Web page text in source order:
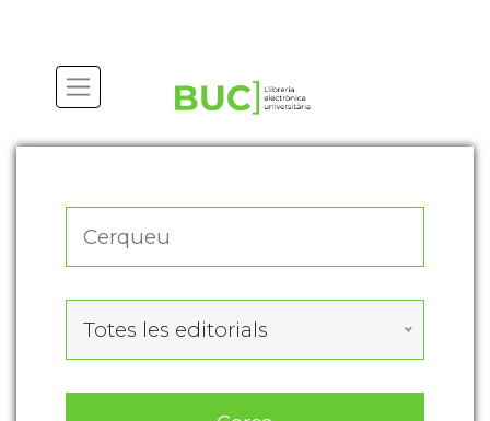
Totes les editorials